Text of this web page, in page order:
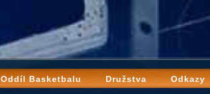
Oddíl Basketbalu Družstva Odkazy